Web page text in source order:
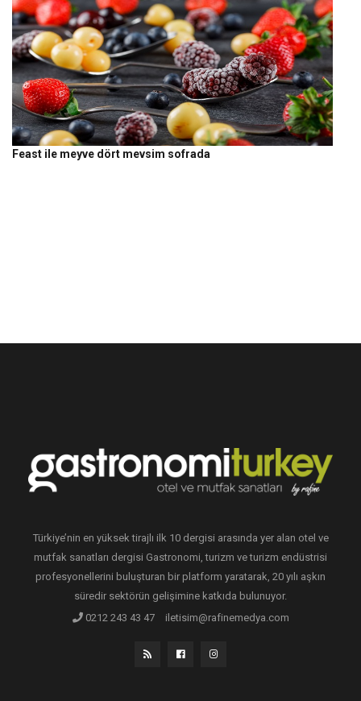
Feast ile meyve dört mevsim sofrada
Türkiye’nin en yüksek tirajlı ilk 10 dergisi arasında yer alan otel ve
mutfak sanatları dergisi Gastronomi, turizm ve turizm endüstrisi
profesyonellerini buluşturan bir platform yaratarak, 20 yılı aşkın
süredir sektörün gelişimine katkıda bulunuyor.
0212 243 43 47
iletisim@rafinemedya.com